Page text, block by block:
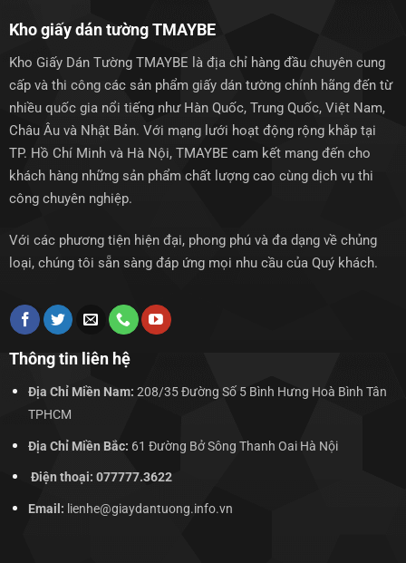
Kho giấy dán tường TMAYBE
Kho Giấy Dán Tường TMAYBE là địa chỉ hàng đầu chuyên cung
cấp và thi công các sản phẩm giấy dán tường chính hãng đến từ
nhiều quốc gia nổi tiếng như Hàn Quốc, Trung Quốc, Việt Nam,
Châu Âu và Nhật Bản. Với mạng lưới hoạt động rộng khắp tại
TP. Hồ Chí Minh và Hà Nội, TMAYBE cam kết mang đến cho
khách hàng những sản phẩm chất lượng cao cùng dịch vụ thi
công chuyên nghiệp.
Với các phương tiện hiện đại, phong phú và đa dạng về chủng
loại, chúng tôi sẵn sàng đáp ứng mọi nhu cầu của Quý khách.
Thông tin liên hệ
Địa Chỉ Miền Nam: 208/35 Đường Số 5 Bình Hưng Hoà Bình Tân
TPHCM
Địa Chỉ Miền Bắc: 61 Đường Bở Sông Thanh Oai Hà Nội
Điện thoại: 077777.3622
Email: lienhe@giaydantuong.info.vn